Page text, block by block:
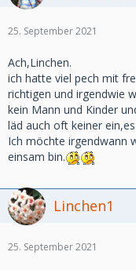
25. September 2021
Ach,Linchen.
ich hatte viel pech mit
richtigen und irgendwie
kein Mann und Kinder
läd auch oft keiner
Ich möchte irgendwann
einsam bin.
Linchen1
25. September 2021